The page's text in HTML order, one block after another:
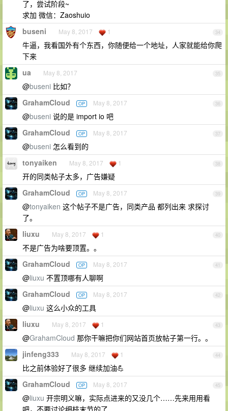
了，尝试阶段~
求加 微信：Zaoshuio
34
buseni May 8, 2017 1
牛逼，我看国外有个东西，你随便给一个地址，人家就能给你爬
下来
35
ua May 8, 2017
@buseni 比如？
36
GrahamCloud OP May 8, 2017
@buseni 说的是 import io 吧
37
GrahamCloud OP May 8, 2017
@buseni 怎么看到的
38
tonyaiken May 8, 2017 1
开的同类帖子太多，广告嫌疑
39
GrahamCloud OP May 8, 2017
@tonyaiken 这个帖子不是广告，同类产品 都列出来 求探讨
了。
40
liuxu May 8, 2017 1
不是广告为啥要顶置。。
41
GrahamCloud OP May 8, 2017
@liuxu 不置顶哪有人聊啊
42
GrahamCloud OP May 8, 2017
@liuxu 这么小众的工具
43
liuxu May 8, 2017 1
@GrahamCloud 那你干嘛把你们网站首页放帖子第一行。。
44
jinfeng333 May 8, 2017 1
比之前体验好了很多 继续加油💪
45
GrahamCloud OP May 8, 2017
@liuxu 开宗明义嘛，实际点进来的又没几个……先来用用看
吧，不要讨论细枝末节的了